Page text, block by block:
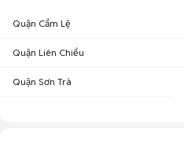
Quận Cẩm Lệ
Quận Liên Chiểu
Quận Sơn Trà